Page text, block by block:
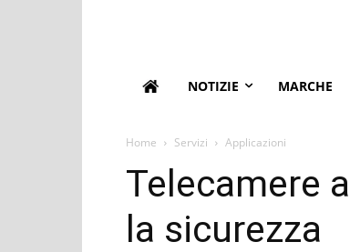
NOTIZIE MARCHE
Home Servizi Applicazioni
Telecamere
la sicurezza